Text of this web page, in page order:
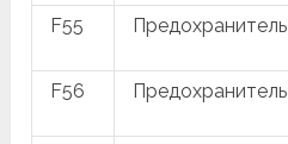
F55 Предохранитель
F56 Предохранитель